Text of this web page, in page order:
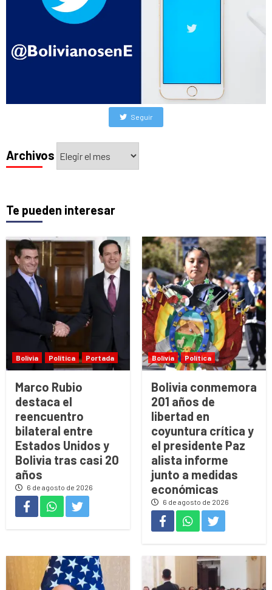
Seguir
Archivos
Archivos
Te pueden interesar
Bolivia Política Portada
Marco Rubio
destaca el
reencuentro
bilateral entre
Estados Unidos y
Bolivia tras casi 20
años
6 de agosto de 2026
Bolivia Política
Bolivia conmemora
201 años de
libertad en
coyuntura crítica y
el presidente Paz
alista informe
junto a medidas
económicas
6 de agosto de 2026